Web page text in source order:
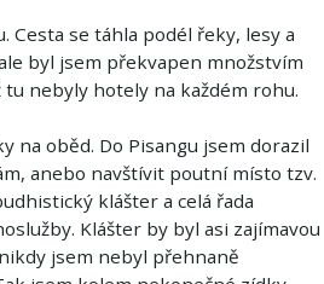
Cesta se táhla podél řeky, lesy a
byl jsem překvapen množstvím
nebyly hotely na každém rohu.
na oběd. Do Pisangu jsem dorazil
anebo navštívit poutní místo tzv.
klášter a celá řada
Klášter by byl asi zajímavou
jsem nebyl přehnaně